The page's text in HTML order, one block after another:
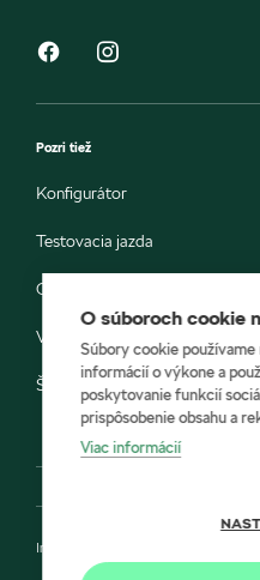
Pozri tiež
Konfigurátor
Testovacia jazda
Objednávka do servisu
Vozidlá ihneď k odberu
Škoda E-shop
Impressum
O súboroch cookie
Súbory cookie používame
informácií o výkone a
poskytovanie funkcií
prispôsobenie obsahu a
Viac informácií